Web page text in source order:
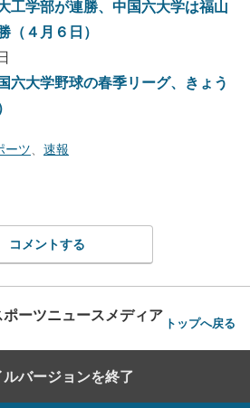
工学部が連勝、中国六大学は福山
（４月６日）
六大学野球の春季リーグ、きょう
ーツ 速報
コメントする
ポーツニュースメディア トップへ戻る
ルバージョンを終了